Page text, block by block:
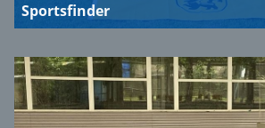
Sportsfinder